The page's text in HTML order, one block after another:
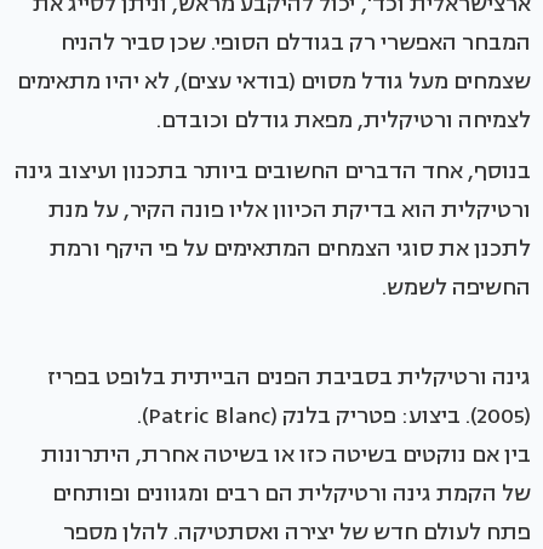
המבחר האפשרי רק בגודלם הסופי. שכן סביר להניח
שצמחים מעל גודל מסוים (בודאי עצים), לא יהיו מתאימים
לצמיחה ורטיקלית, מפאת גודלם וכובדם.
בנוסף, אחד הדברים החשובים ביותר בתכנון ועיצוב גינה
ורטיקלית הוא בדיקת הכיוון אליו פונה הקיר, על מנת
לתכנן את סוגי הצמחים המתאימים על פי היקף ורמת
החשיפה לשמש.
גינה ורטיקלית בסביבת הפנים הבייתית בלופט בפריז
(2005). ביצוע: פטריק בלנק (Patric Blanc).
בין אם נוקטים בשיטה כזו או בשיטה אחרת, היתרונות
של הקמת גינה ורטיקלית הם רבים ומגוונים ופותחים
פתח לעולם חדש של יצירה ואסתטיקה. להלן מספר